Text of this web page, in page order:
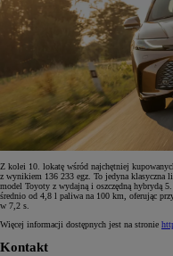
Z kolei 10. lokatę wśród najchętniej
z wynikiem 136 233 egz. To jedyna klasyczna
model Toyoty z wydajną i oszczędną hybrydą
średnio od 4,8 l paliwa na 100 km, oferując
w 7,2 s.
Więcej informacji dostępnych jest na stronie
Kontakt